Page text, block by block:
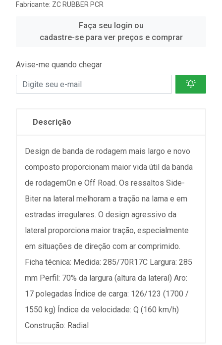
Fabricante: ZC RUBBER PCR
Faça seu login ou
cadastre-se para ver preços e comprar
Avise-me quando chegar
Descrição
Design de banda de rodagem mais largo e novo
composto proporcionam maior vida útil da banda
de rodagemOn e Off Road. Os ressaltos Side-
Biter na lateral melhoram a tração na lama e em
estradas irregulares. O design agressivo da
lateral proporciona maior tração, especialmente
em situações de direção com ar comprimido.
Ficha técnica: Medida: 285/70R17C Largura: 285
mm Perfil: 70% da largura (altura da lateral) Aro:
17 polegadas Índice de carga: 126/123 (1700 /
1550 kg) Índice de velocidade: Q (160 km/h)
Construção: Radial